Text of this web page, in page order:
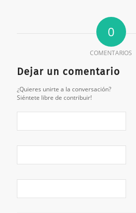
0
COMENTARIOS
Dejar un comentario
¿Quieres unirte a la conversación?
Siéntete libre de contribuir!